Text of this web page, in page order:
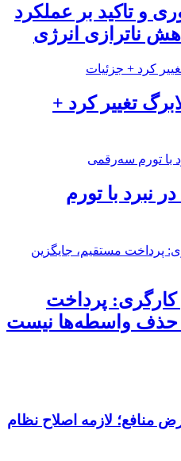
و تاکید بر عملکرد
ناترازی انرژی
تغییر کرد +
در نبرد با تورم
پرداخت
حذف واسطه‌ها نیست
منافع؛ لازمه اصلاح نظام